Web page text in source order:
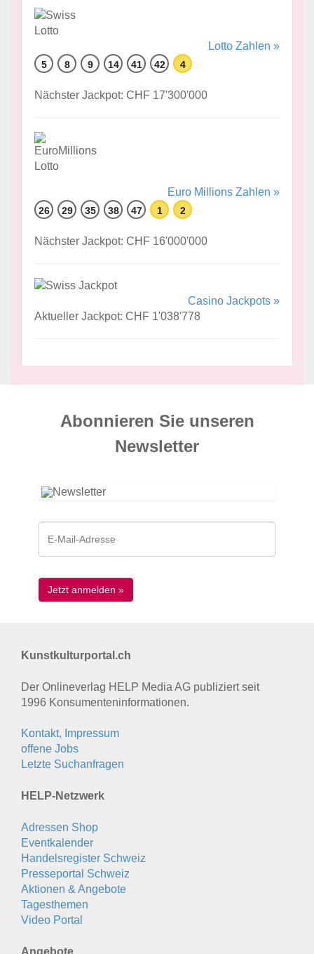
Lotto Zahlen »
5 8 9 14 41 42 4
Nächster Jackpot: CHF 17'300'000
Euro Millions Zahlen »
26 29 35 38 47 1 2
Nächster Jackpot: CHF 16'000'000
Casino Jackpots »
Aktueller Jackpot: CHF 1'038'778
Abonnieren Sie unseren
News­letter
Kunstkulturportal.ch
Der Onlineverlag HELP Media AG publiziert seit
1996 Konsumenten­informationen.
Kontakt, Impressum
offene Jobs
Letzte Suchanfragen
HELP-Netzwerk
Adressen Shop
Eventkalender
Handelsregister Schweiz
Presseportal Schweiz
Aktionen & Angebote
Tagesthemen
Video Portal